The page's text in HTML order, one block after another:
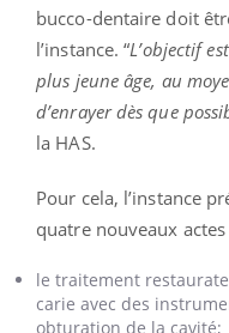
bucco-dentaire doit
l’instance. “L’objectif
plus jeune âge, au
d’enrayer dès que
la HAS.
Pour cela, l’instance
quatre nouveaux
le traitement
carie avec des
obturation de la cavité;